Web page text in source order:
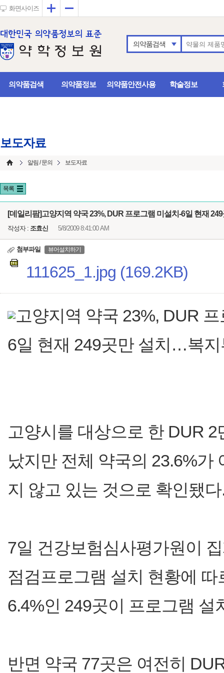
화면사이즈 확대
의약품검색
의약품검색 의약품정보 의약품안전사용 학술정보
보도자료
알림 / 문의 보도자료
목록
[데일리팜]고양지역 약국 23%, DUR 프로그램 미설치-6일 현재
작성자 : 조효신 5/8/2009 8:41:00 AM
첨부파일 뷰어설치하기
111625_1.jpg (169.2KB)
고양지역 약국 23%, DUR
6일 현재 249곳만 설치…복지
고양시를 대상으로 한 DUR
났지만 전체 약국의 23.6%가
지 않고 있는 것으로 확인됐
7일 건강보험심사평가원이
점검프로그램 설치 현황에
6.4%인 249곳이 프로그램 설
반면 약국 77곳은 여전히